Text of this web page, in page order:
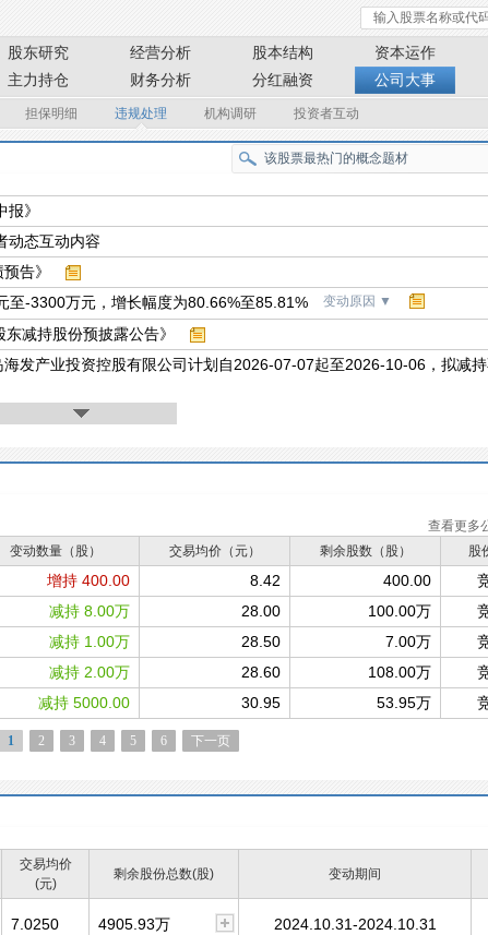
股东研究 经营分析 股本结构 资本运作
主力持仓 财务分析 分红融资 公司大事
担保明细 违规处理 机构调研 投资者互动
》
动态互动内容
告》
至-3300万元，增长幅度为80.66%至85.81% 变动原因 ▼
减持股份预披露公告》
发产业投资控股有限公司计划自2026-07-07起至2026-10-06，拟减
查看更多
变动数量（股） 交易均价（元） 剩余股数（股） 股
增持 400.00 8.42 400.00
减持 8.00万 28.00 100.00万
减持 1.00万 28.50 7.00万
减持 2.00万 28.60 108.00万
减持 5000.00 30.95 53.95万
1 2 3 4 5 6 下一页
交易均价
(元)
剩余股份总数(股) 变动期间
7.0250 4905.93万 2024.10.31-2024.10.31